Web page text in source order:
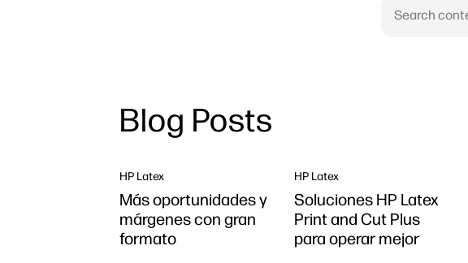
Blog Posts
HP Latex
Más oportunidades y
márgenes con gran
formato
HP Latex
Soluciones HP Latex
Print and Cut Plus
para operar mejor